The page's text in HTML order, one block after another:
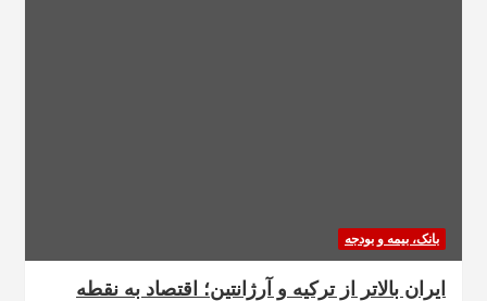
بانک، بیمه و بودجه
ایران بالاتر از ترکیه و آرژانتین؛ اقتصاد به نقطه